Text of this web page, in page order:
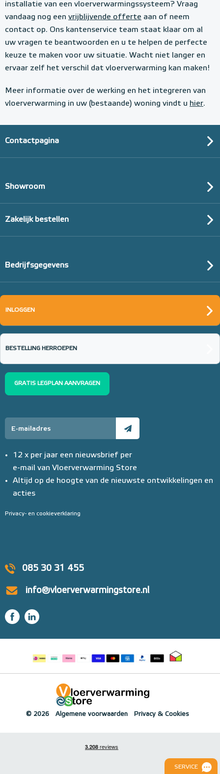
installatie van een vloerverwarmingssysteem? Vraag
vandaag nog een vrijblijvende offerte aan of neem
contact op. Ons kantenservice team staat klaar om al
uw vragen te beantwoorden en u te helpen de perfecte
keuze te maken voor uw situatie. Wacht niet langer en
ervaar zelf het verschil dat vloerverwarming kan maken!
Meer informatie over de werking en het integreren van
vloerverwarming in uw (bestaande) woning vindt u hier.
085 30 31 455
info@vloerverwarmingstore.nl
Contactpagina
Showroom
Zakelijk bestellen
Bedrijfsgegevens
INLOGGEN
BESTELLING HERROEPEN
GRATIS LEGPLAN AANVRAGEN
12 x per jaar een nieuwsbrief per
e-mail van Vloerverwarming Store
Altijd op de hoogte van de nieuwste ontwikkelingen en
acties
Privacy- en cookieverklaring
© 2026 Algemene voorwaarden Privacy & Cookies
SERVICE